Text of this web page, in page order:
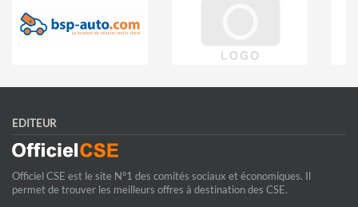
EDITEUR
Officiel CSE est le site N°1 des comités sociaux et économiques. Il
permet de trouver les meilleurs offres à destination des CSE.